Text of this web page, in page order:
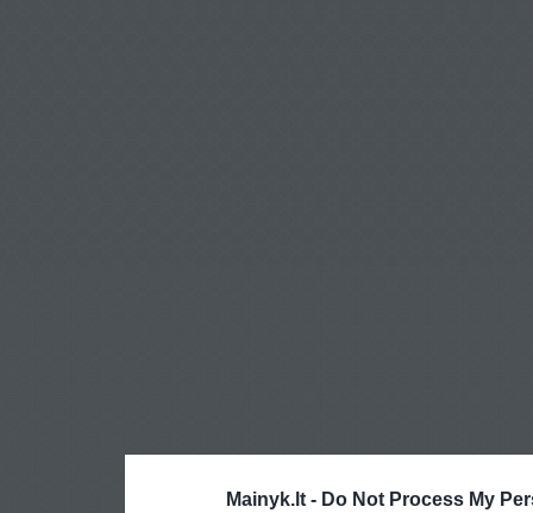
Mainyk.lt - Do Not Process My